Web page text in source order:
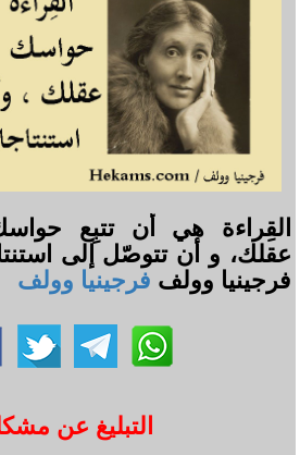
القِراءة هي أن تتبِع
عقلك، و أن تتوصّل إلى
فرجينيا وولف فرجينيا وولف
التبليغ عن